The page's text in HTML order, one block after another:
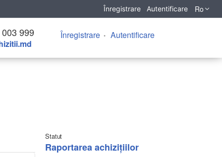
Înregistrare Autentificare Ro
999 Înregistrare Autentificare
Statut
Raportarea achizițiilor